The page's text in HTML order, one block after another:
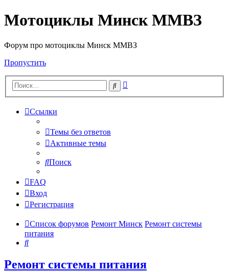
Мотоциклы Минск ММВЗ
Форум про мотоциклы Минск ММВЗ
Пропустить
Поиск
Ссылки
Темы без ответов
Активные темы
Поиск
FAQ
Вход
Регистрация
Список форумов Ремонт Минск Ремонт системы
питания
Поиск
Ремонт системы питания